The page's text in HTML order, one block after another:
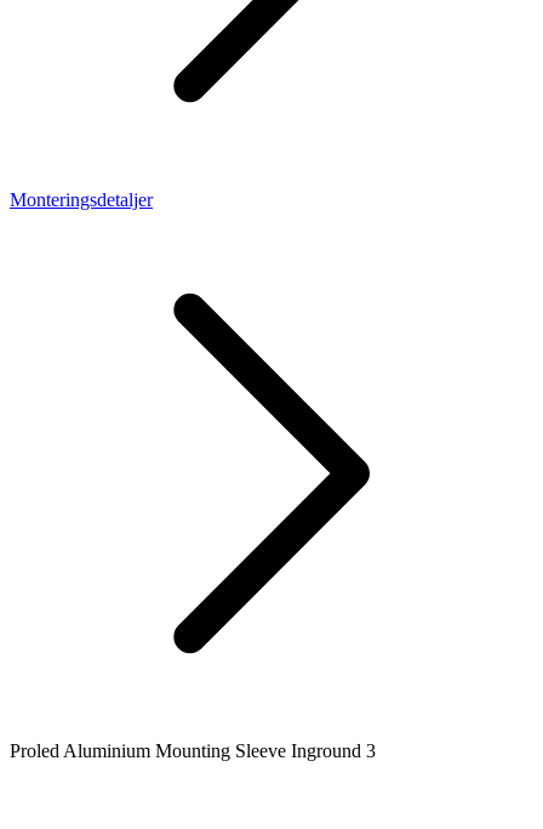
Monteringsdetaljer
Proled Aluminium Mounting Sleeve Inground 3